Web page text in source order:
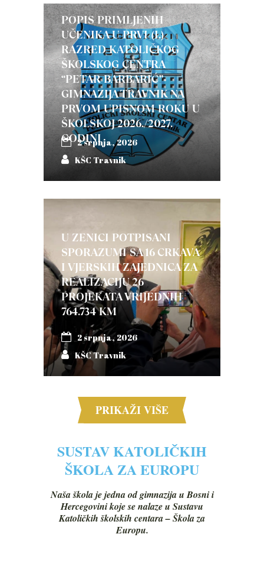
POPIS PRIMLJENIH
UČENIKA U PRVI (I.)
RAZRED KATOLIČKOG
ŠKOLSKOG CENTRA
“PETAR BARBARIĆ”-
GIMNAZIJA TRAVNIK NA
PRVOM UPISNOM ROKU U
ŠKOLSKOJ 2026./2027.
GODINI
2 srpnja, 2026
KŠC Travnik
U ZENICI POTPISANI
SPORAZUMI SA 16 CRKAVA
I VJERSKIH ZAJEDNICA ZA
REALIZACIJU 26
PROJEKATA VRIJEDNIH
764.734 KM
2 srpnja, 2026
KŠC Travnik
PRIKAŽI VIŠE
SUSTAV KATOLIČKIH
ŠKOLA ZA EUROPU
Naša škola je jedna od gimnazija u Bosni i
Hercegovini koje se nalaze u Sustavu
Katoličkih školskih centara – Škola za
Europu.